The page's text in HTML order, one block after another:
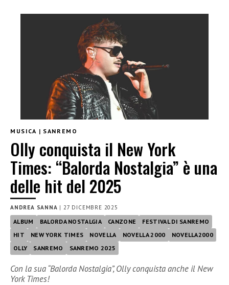
MUSICA | SANREMO
Olly conquista il New York
Times: “Balorda Nostalgia” è una
delle hit del 2025
ANDREA SANNA |27 DICEMBRE 2025
ALBUM BALORDA NOSTALGIA CANZONE
FESTIVAL DI SANREMO
HIT
NEW YORK TIMES NOVELLA NOVELLA 2000
NOVELLA2000
OLLY
SANREMO SANREMO 2025
Con la sua “Balorda Nostalgia”, Olly conquista anche il New
York Times!